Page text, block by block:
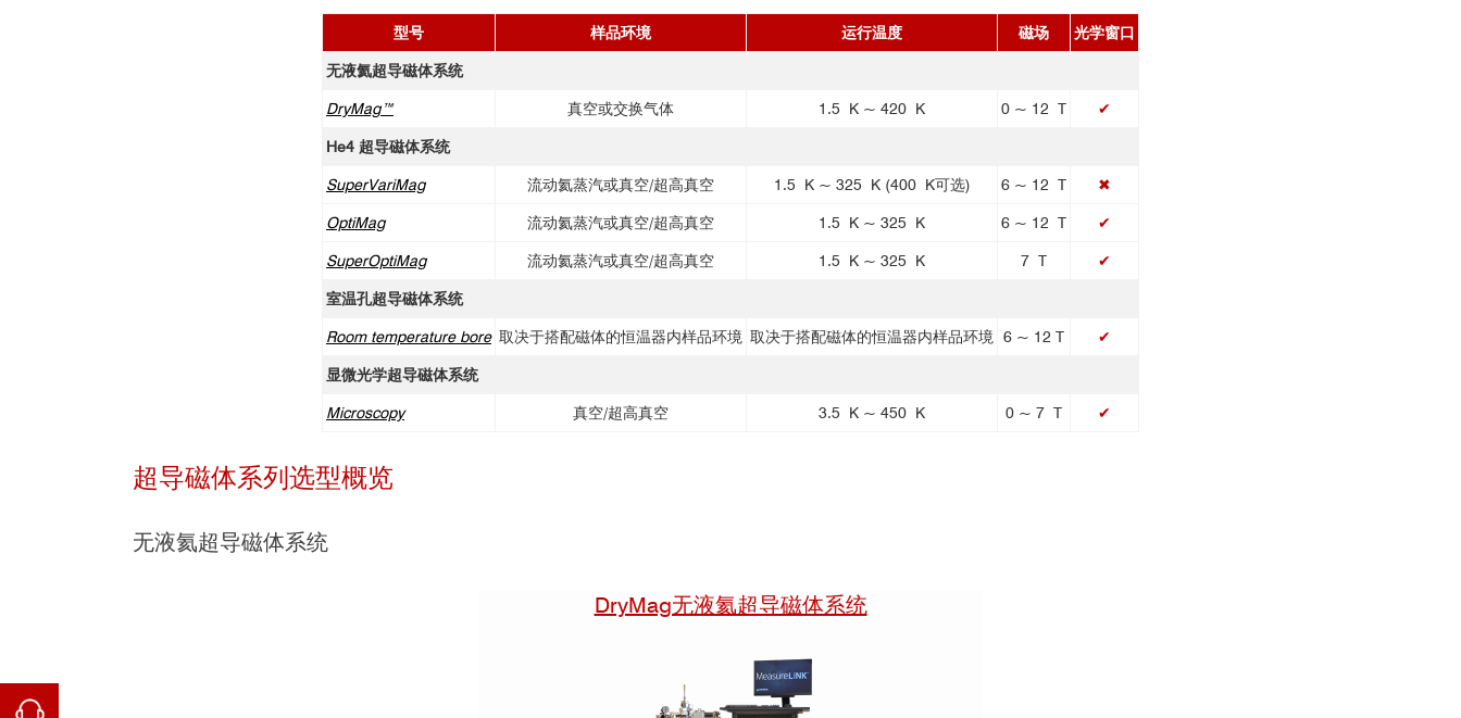
型号 样品环境 运行温度 磁场 光学窗口
无液氦超导磁体系统
DryMag™ 真空或交换气体 1.5 K ~ 420 K 0 ~ 12 T ✔
He4 超导磁体系统
SuperVariMag 流动氦蒸汽或真空/超高真空 1.5 K ~ 325 K (400 K可选) 6 ~ 12 T ✖
OptiMag 流动氦蒸汽或真空/超高真空 1.5 K ~ 325 K 6 ~ 12 T ✔
SuperOptiMag 流动氦蒸汽或真空/超高真空 1.5 K ~ 325 K 7 T ✔
室温孔超导磁体系统
Room temperature bore 取决于搭配磁体的恒温器内样品环境 取决于搭配磁体的恒温器内样品环境 6 ~ 12 T ✔
显微光学超导磁体系统
Microscopy 真空/超高真空 3.5 K ~ 450 K 0 ~ 7 T ✔
超导磁体系列选型概览
无液氦超导磁体系统
DryMag无液氦超导磁体系统